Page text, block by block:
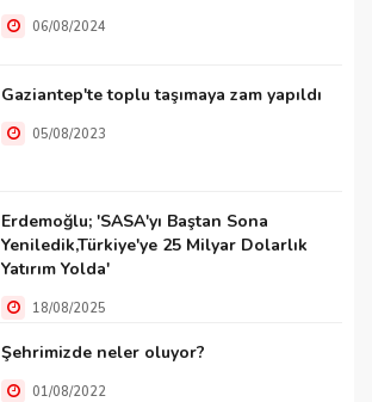
06/08/2024
Gaziantep'te toplu taşımaya zam yapıldı
05/08/2023
Erdemoğlu; 'SASA'yı Baştan Sona
Yeniledik,Türkiye'ye 25 Milyar Dolarlık
Yatırım Yolda'
18/08/2025
Şehrimizde neler oluyor?
01/08/2022